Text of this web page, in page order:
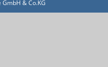
& Co.KG